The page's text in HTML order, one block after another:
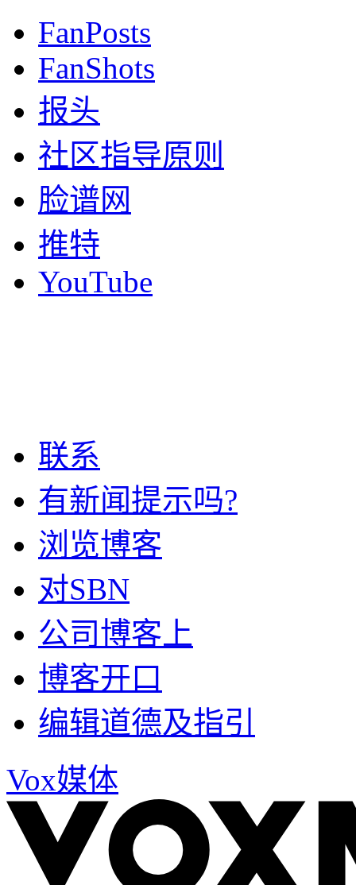
FanPosts
FanShots
报头
社区指导原则
脸谱网
推特
YouTube
联系
有新闻提示吗?
浏览博客
对SBN
公司博客上
博客开口
编辑道德及指引
Vox媒体